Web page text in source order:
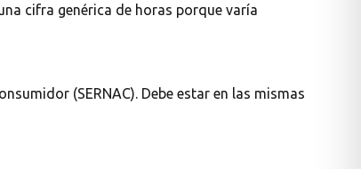
cifra genérica de horas porque varía
(SERNAC). Debe estar en las mismas